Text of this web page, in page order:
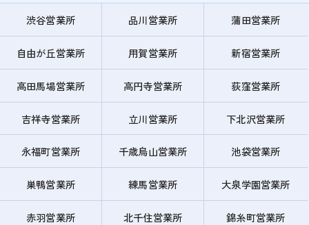
渋谷営業所 品川営業所 蒲田営業所
自由が丘営業所 用賀営業所 新宿営業所
高田馬場営業所 高円寺営業所 荻窪営業所
吉祥寺営業所 立川営業所 下北沢営業所
永福町営業所 千歳烏山営業所 池袋営業所
巣鴨営業所 練馬営業所 大泉学園営業所
赤羽営業所 北千住営業所 錦糸町営業所